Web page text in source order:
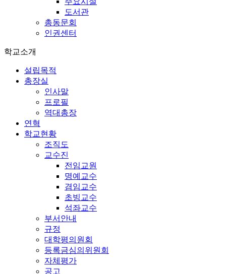
도서관
총동문회
인권센터
학교소개
설립목적
총장실
인사말
프로필
역대총장
연혁
학교현황
조직도
교수진
전임교원
명예교수
겸임교수
초빙교수
석좌교수
부서안내
규정
대학평의원회
등록금심의위원회
자체평가
공고